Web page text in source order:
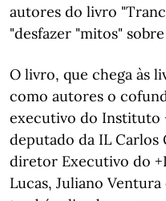
autores do livro
"desfazer "mitos"
O livro, que chega às
como autores o
executivo do Instituto
deputado da IL Carlos
diretor Executivo do
Lucas, Juliano